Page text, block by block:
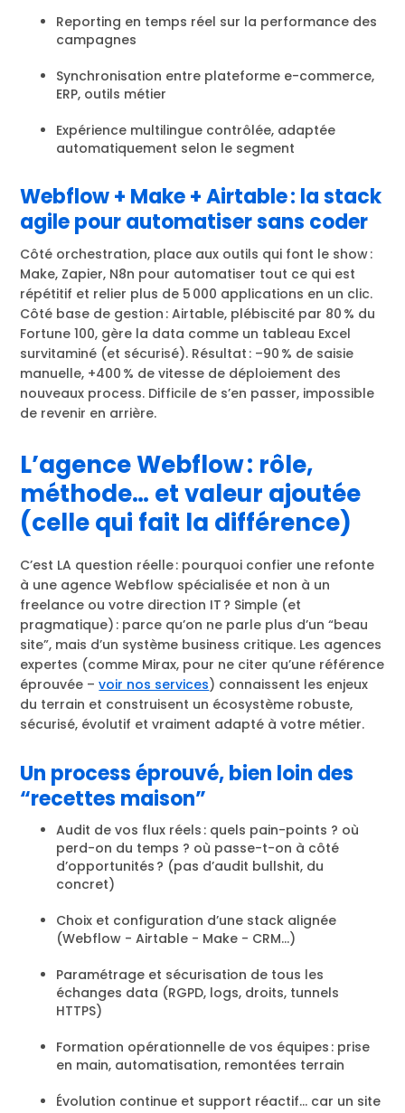
Reporting en temps réel sur la performance des
campagnes
Synchronisation entre plateforme e-commerce,
ERP, outils métier
Expérience multilingue contrôlée, adaptée
automatiquement selon le segment
Webflow + Make + Airtable : la stack
agile pour automatiser sans coder
Côté orchestration, place aux outils qui font le show :
Make, Zapier, N8n pour automatiser tout ce qui est
répétitif et relier plus de 5 000 applications en un clic.
Côté base de gestion : Airtable, plébiscité par 80 % du
Fortune 100, gère la data comme un tableau Excel
survitaminé (et sécurisé). Résultat : –90 % de saisie
manuelle, +400 % de vitesse de déploiement des
nouveaux process. Difficile de s’en passer, impossible
de revenir en arrière.
L’agence Webflow : rôle,
méthode… et valeur ajoutée
(celle qui fait la différence)
C’est LA question réelle : pourquoi confier une refonte
à une agence Webflow spécialisée et non à un
freelance ou votre direction IT ? Simple (et
pragmatique) : parce qu’on ne parle plus d’un “beau
site”, mais d’un système business critique. Les agences
expertes (comme Mirax, pour ne citer qu’une référence
éprouvée –voir nos services) connaissent les enjeux
du terrain et construisent un écosystème robuste,
sécurisé, évolutif et vraiment adapté à votre métier.
Un process éprouvé, bien loin des
“recettes maison”
Audit de vos flux réels : quels pain-points ? où
perd-on du temps ? où passe-t-on à côté
d’opportunités ? (pas d’audit bullshit, du
concret)
Choix et configuration d’une stack alignée
(Webflow - Airtable - Make - CRM…)
Paramétrage et sécurisation de tous les
échanges data (RGPD, logs, droits, tunnels
HTTPS)
Formation opérationnelle de vos équipes : prise
en main, automatisation, remontées terrain
Évolution continue et support réactif… car un site